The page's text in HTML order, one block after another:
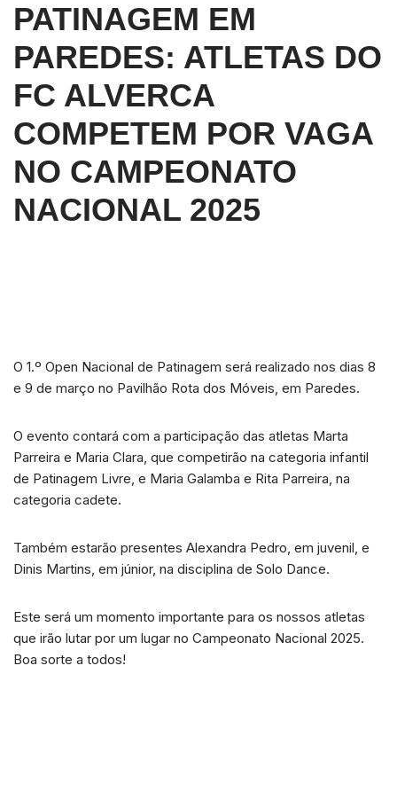
PATINAGEM EM
PAREDES: ATLETAS DO
FC ALVERCA
COMPETEM POR VAGA
NO CAMPEONATO
NACIONAL 2025
O 1.º Open Nacional de Patinagem será realizado nos dias 8
e 9 de março no Pavilhão Rota dos Móveis, em Paredes.
O evento contará com a participação das atletas Marta
Parreira e Maria Clara, que competirão na categoria infantil
de Patinagem Livre, e Maria Galamba e Rita Parreira, na
categoria cadete.
Também estarão presentes Alexandra Pedro, em juvenil, e
Dinis Martins, em júnior, na disciplina de Solo Dance.
Este será um momento importante para os nossos atletas
que irão lutar por um lugar no Campeonato Nacional 2025.
Boa sorte a todos!